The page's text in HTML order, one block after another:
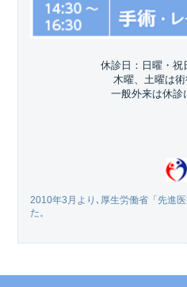
休診日：日曜・祝
木曜、土曜は術
一般外来は休診
2010年3月より､厚生労働省「先進
た。